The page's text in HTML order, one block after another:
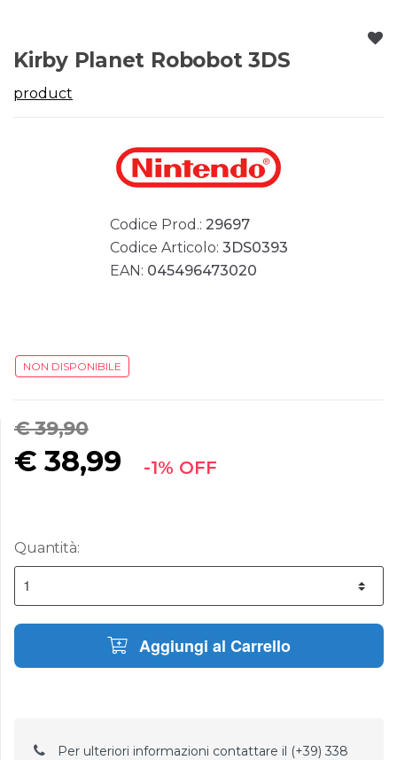
Kirby Planet Robobot 3DS
product
Codice Prod.: 29697
Codice Articolo: 3DS0393
EAN: 045496473020
NON DISPONIBILE
€ 39,90
€38,99 -1% OFF
Quantità:
Aggiungi al Carrello
Per ulteriori informazioni contattare il (+39) 338